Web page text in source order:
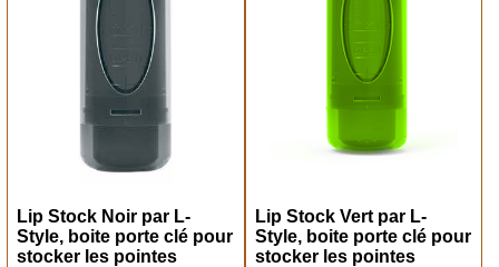
Lip Stock Noir par L-
Style, boite porte clé pour
stocker les pointes
Lip Stock Vert par L-
Style, boite porte clé pour
stocker les pointes